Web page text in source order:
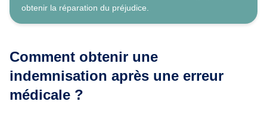
obtenir la réparation du préjudice.
Comment obtenir une
indemnisation après une erreur
médicale ?